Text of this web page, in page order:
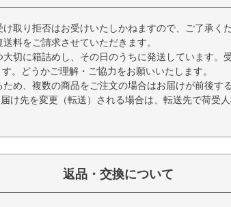
取り拒否はお受けいたしかねますので、ご了承くだ
料をご請求させていただきます。
切に箱詰めし、その日のうちに発送しています。
。どうかご理解・ご協力をお願いいたします。
め、複数の商品をご注文の場合はお届けが前後す
け先を変更（転送）される場合は、転送先で荷受
返品・交換について